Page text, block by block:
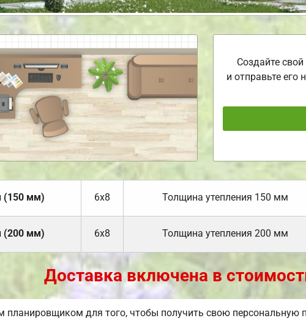
Создайте
и отправьте его
(150 мм) 6х8 Толщина утепления 150 мм
(200 мм) 6х8 Толщина утепления 200 мм
Доставка включена в
планировщиком для того, чтобы получить свою персональную